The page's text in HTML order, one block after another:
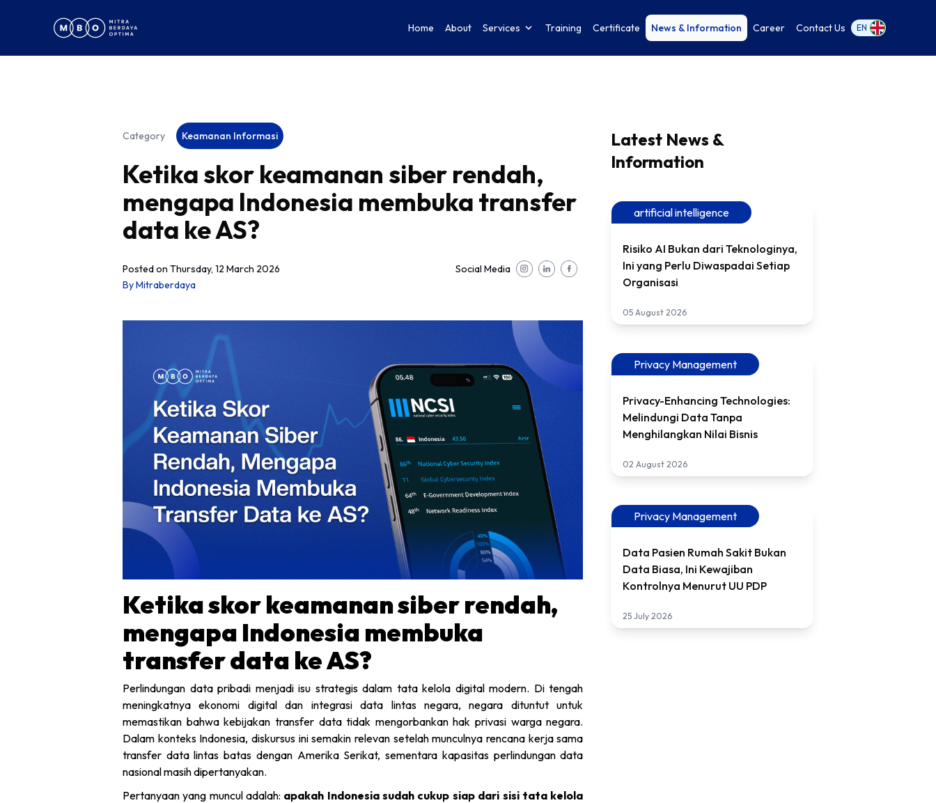
Home About Services Training Certificate News & Information Career Contact Us EN
Category Keamanan Informasi
Ketika skor keamanan siber rendah,
mengapa Indonesia membuka transfer
data ke AS?
Posted on Thursday, 12 March 2026
Social Media
ByMitraberdaya
Ketika skor keamanan siber rendah,
mengapa Indonesia membuka
transfer data ke AS?
Perlindungan data pribadi menjadi isu strategis dalam tata kelola digital modern. Di tengah
meningkatnya ekonomi digital dan integrasi data lintas negara, negara dituntut untuk
memastikan bahwa kebijakan transfer data tidak mengorbankan hak privasi warga negara.
Dalam konteks Indonesia, diskursus ini semakin relevan setelah munculnya rencana kerja sama
transfer data lintas batas dengan Amerika Serikat, sementara kapasitas perlindungan data
nasional masih dipertanyakan.
Pertanyaan yang muncul adalah: apakah Indonesia sudah cukup siap dari sisi tata kelola
Latest News &
Information
artificial intelligence
Risiko AI Bukan dari Teknologinya,
Ini yang Perlu Diwaspadai Setiap
Organisasi
05 August 2026
Privacy Management
Privacy-Enhancing Technologies:
Melindungi Data Tanpa
Menghilangkan Nilai Bisnis
02 August 2026
Privacy Management
Data Pasien Rumah Sakit Bukan
Data Biasa, Ini Kewajiban
Kontrolnya Menurut UU PDP
25 July 2026